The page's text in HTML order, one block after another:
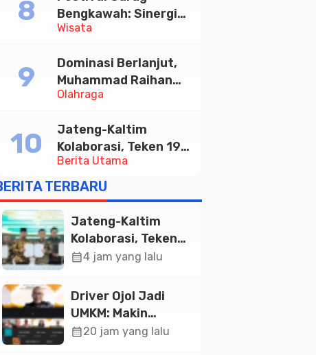
Jateng
Wisata
Bengkawah: Sinergi
Desa Sikasur dan
Memajukan Wisata
serta UMKM Lokal
Olahraga
Dominasi Berlanjut,
Muhammad Raihan
Fadila Sabet Emas
Taekwondo Indonesia
Open 2026
Berita Utama
Jateng-Kaltim
Kolaborasi, Teken 19
Kerja Sama Ekonomi
Senilai Rp 20,2 Triliun
TERBARU
Jateng-Kaltim
Kolaborasi, Teken
19 Kerja Sama
20,2 Triliun
calendar_month4 jam yang lalu
Driver Ojol Jadi
UMKM: Makin
Sejahtera atau
calendar_month20 jam yang lalu